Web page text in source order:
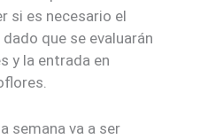
si es necesario el
que se evaluarán
y la entrada en
semana va a ser